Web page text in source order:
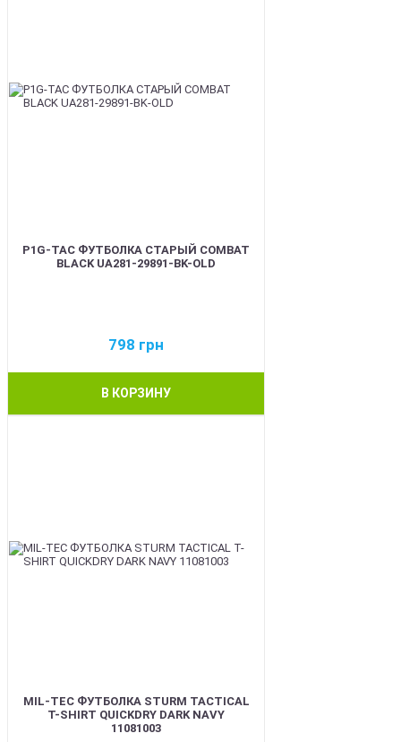
P1G-TAC ФУТБОЛКА СТАРЫЙ COMBAT
BLACK UA281-29891-BK-OLD
798 грн
В КОРЗИНУ
MIL-TEC ФУТБОЛКА STURM TACTICAL
T-SHIRT QUICKDRY DARK NAVY
11081003